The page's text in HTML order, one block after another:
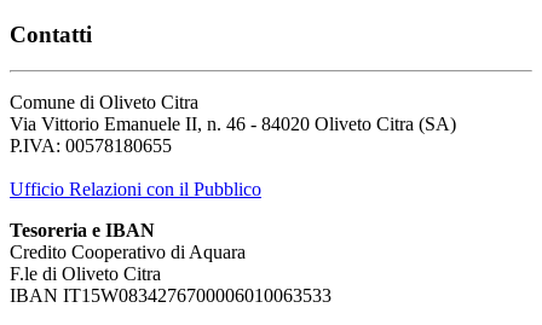
Contatti
Comune di Oliveto Citra
Via Vittorio Emanuele II, n. 46 - 84020 Oliveto Citra (SA)
P.IVA: 00578180655
Ufficio Relazioni con il Pubblico
Tesoreria e IBAN
Credito Cooperativo di Aquara
F.le di Oliveto Citra
IBAN IT15W0834276700006010063533